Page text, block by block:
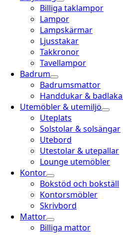
Billiga taklampor
Lampor
Lampskärmar
Ljusstakar
Takkronor
Tavellampor
Badrum
Badrumsmattor
Handdukar &
Utemöbler & utemiljö
Uteplats
Solstolar & solsängar
Utebord
Utestolar & utepallar
Lounge utemöbler
Kontor
Bokstöd och bokställ
Kontorsmöbler
Skrivbord
Mattor
Billiga mattor